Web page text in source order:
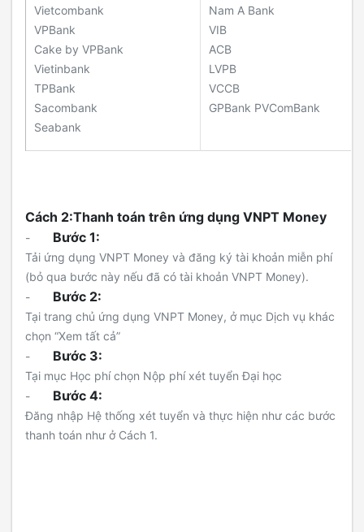
Vietcombank
VPBank
Cake by VPBank
Vietinbank
TPBank
Sacombank
Seabank
Nam A Bank
VIB
ACB
LVPB
VCCB
GPBank PVComBank
Cách 2:Thanh toán trên ứng dụng VNPT Money
- Bước 1:
Tải ứng dụng VNPT Money và đăng ký tài khoản miễn phí
(bỏ qua bước này nếu đã có tài khoản VNPT Money).
-
Bước 2:
Tại trang chủ ứng dụng VNPT Money, ở mục Dịch vụ khác
chọn “Xem tất cả”
-
Bước 3:
Tại mục Học phí chọn Nộp phí xét tuyển Đại học
-
Bước 4:
Đăng nhập Hệ thống xét tuyển và thực hiện như các bước
thanh toán như ở Cách 1.